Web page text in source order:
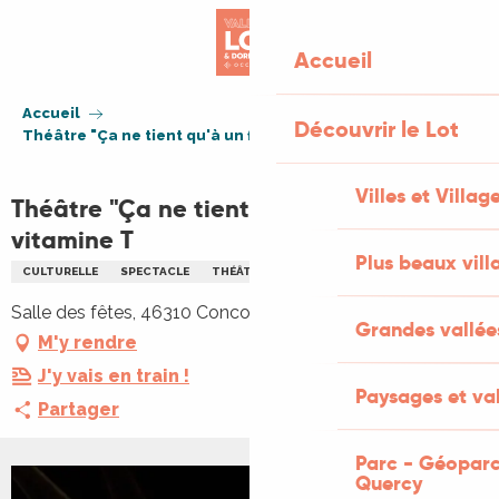
Accueil
Découvrir le Lot
Villes et
Plus beaux
Grandes
Paysages et
Parc -
Quercy
Accueil
Théâtre "Ça ne tient qu'à un fil" - Troupe vitamine T
Théâtre "Ça ne tient qu'à un fil" - Troupe
vitamine T
CULTURELLE SPECTACLE THÉÂTRE
Salle des fêtes, 46310 Concorès
M'y rendre
J'y vais en train !
Partager